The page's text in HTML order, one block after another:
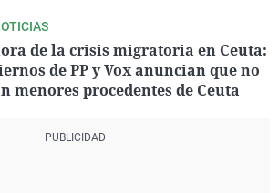
de la crisis migratoria en Ceuta:
de PP y Vox anuncian que no
menores procedentes de Ceuta